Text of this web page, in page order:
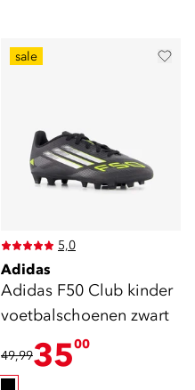
sale
5,0
Adidas
Adidas F50 Club kinder
voetbalschoenen zwart
49,993500